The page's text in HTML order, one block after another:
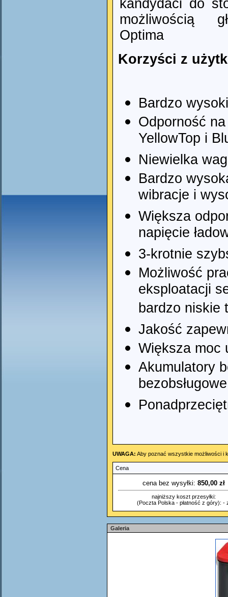
kandydaci do
możliwością
Optima
Korzyści z
Bardzo
Odporność
YellowTop i
Niewielka
Bardzo
wibracje i
Większa
napięcie
3-krotnie
Możliwość
eksploatacji
bardzo niskie
Jakość
Większa moc
Akumulatory
bezobsługowe
UWAGA: Aby poznać wszystkie możliwości i
Cena
cena bez wysyłki: 850,00 zł
najniższy koszt przesyłki:
(Poczta Polska - płatność z góry): -
Galeria